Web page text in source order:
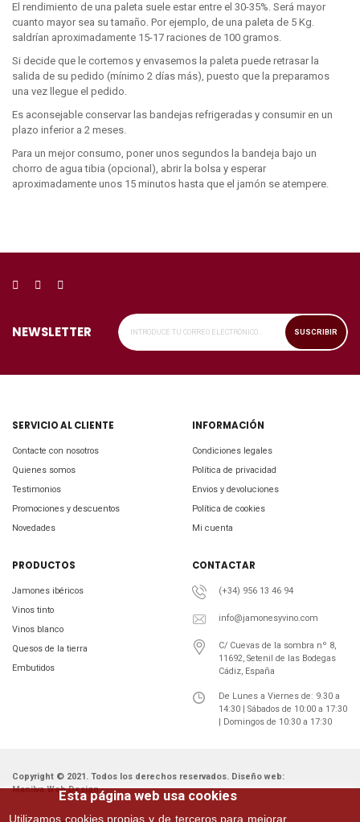
Esta página web usa cookies
Utilizamos cookies propias y de terceros para mejorar
El rendimiento de una paleta suele estar entre el 30-35%. Será mayor
cuanto mayor sea su tamaño. Por ejemplo, de una paleta de 5 Kg.
saldrían aproximadamente 15-17 raciones de 100 gramos.
Si decide que le cortemos y envasemos la paleta puede retrasar la
salida de su pedido (mínimo 2 días más), puesto que la preparamos
una vez llegue el pedido.
Es aconsejable conservar las bandejas refrigeradas y consumir en un
plazo inferior a 2 meses.
Para un mejor consumo, poner unos segundos la bandeja bajo un
chorro de agua tibia (opcional), abrir la bolsa y esperar
aproximadamente unos 15 minutos hasta que el jamón se atempere.
NEWSLETTER SUSCRIBIR
SERVICIO AL CLIENTE
Contacte con nosotros
Quienes somos
Testimonios
Promociones y descuentos
Novedades
INFORMACIÓN
Condiciones legales
Política de privacidad
Envios y devoluciones
Política de cookies
Mi cuenta
PRODUCTOS
Jamones ibéricos
Vinos tinto
Vinos blanco
Quesos de la tierra
Embutidos
CONTACTAR
(+34) 956 13 46 94
info@jamonesyvino.com
C/ Cuevas de la sombra nº 8,
11692, Setenil de las Bodegas
Cádiz, España
De Lunes a Viernes de: 9.30 a
14:30 | Sábados de 10:00 a 17:30
| Domingos de 10:30 a 17:30
Copyright © 2021. Todos los derechos reservados. Diseño web:
Manilva Web Design